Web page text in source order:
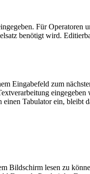
Für Operatoren
benötigt wird.
Eingabefeld zum
Tabulator ein, bleibt
Bildschirm lesen zu